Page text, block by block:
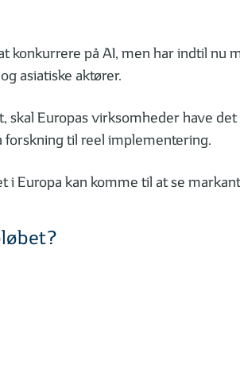
konkurrere på AI, men har indtil
asiatiske aktører.
skal Europas virksomheder have
til reel implementering.
i Europa kan komme til at se